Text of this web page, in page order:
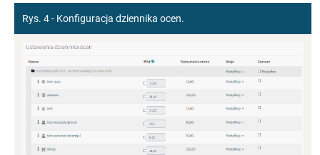
Rys. 4 - Konfiguracja dziennika ocen.